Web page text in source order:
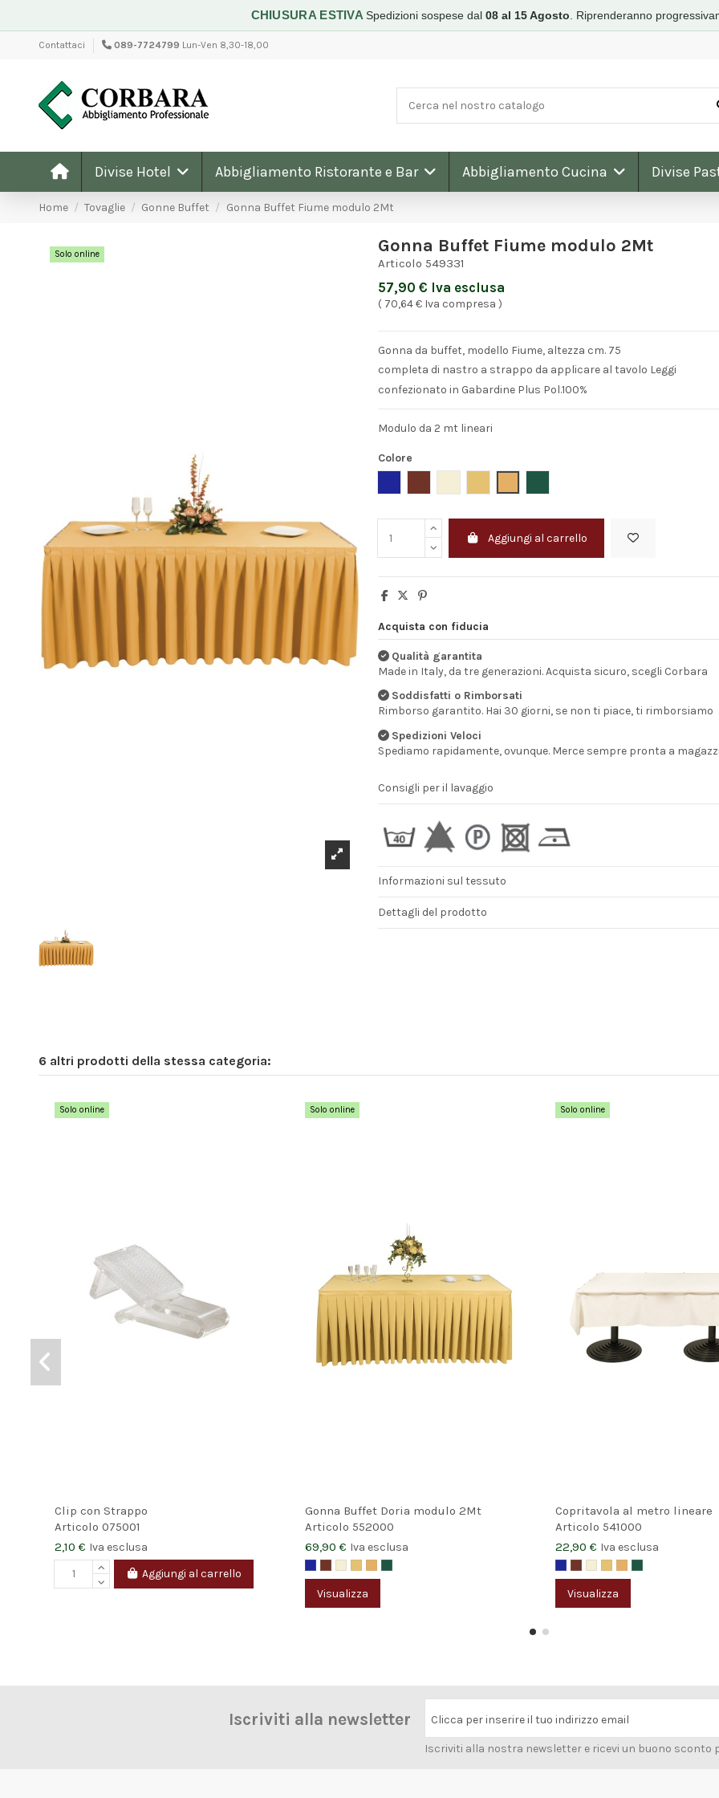
CHIUSURA ESTIVASpedizioni sospese dal08 al 15 Agosto Riprenderanno
Contattaci 089-7724799 Lun-Ven 8,30-18,00
Divise Hotel Abbigliamento Ristorante e Bar Abbigliamento Cucina Divise
Home Tovaglie Gonne Buffet Gonna Buffet Fiume modulo 2Mt
Solo online Gonna Buffet Fiume modulo 2Mt
Articolo 549331
57,90 € Iva esclusa
( 70,64 € Iva compresa )
Gonna da buffet, modello Fiume, altezza cm. 75
completa di nastro a strappo da applicare al tavolo Leggi
confezionato in Gabardine Plus Pol.100%
Modulo da 2 mt lineari
Colore
Aggiungi al carrello
Acquista con fiducia
Qualità garantita
Made in Italy, da tre generazioni. Acquista sicuro, scegli Corbara
Soddisfatti o Rimborsati
Rimborso garantito. Hai 30 giorni, se non ti piace, ti rimborsiamo
Spedizioni Veloci
Spediamo rapidamente, ovunque. Merce sempre pronta a
Consigli per il lavaggio
Informazioni sul tessuto
Dettagli del prodotto
celere e servizio
6 altri prodotti della stessa categoria:
Solo online
Clip con Strappo
Articolo 075001
2,10 € Iva esclusa
Aggiungi al carrello
Solo online
Gonna Buffet Doria modulo 2Mt
Articolo 552000
69,90 € Iva esclusa
Visualizza
Solo online
Copritavola al metro lineare
Articolo 541000
22,90 € Iva esclusa
Visualizza
Iscriviti alla newsletter Clicca per inserire il tuo indirizzo email
Iscriviti alla nostra newsletter e ricevi un buono sconto